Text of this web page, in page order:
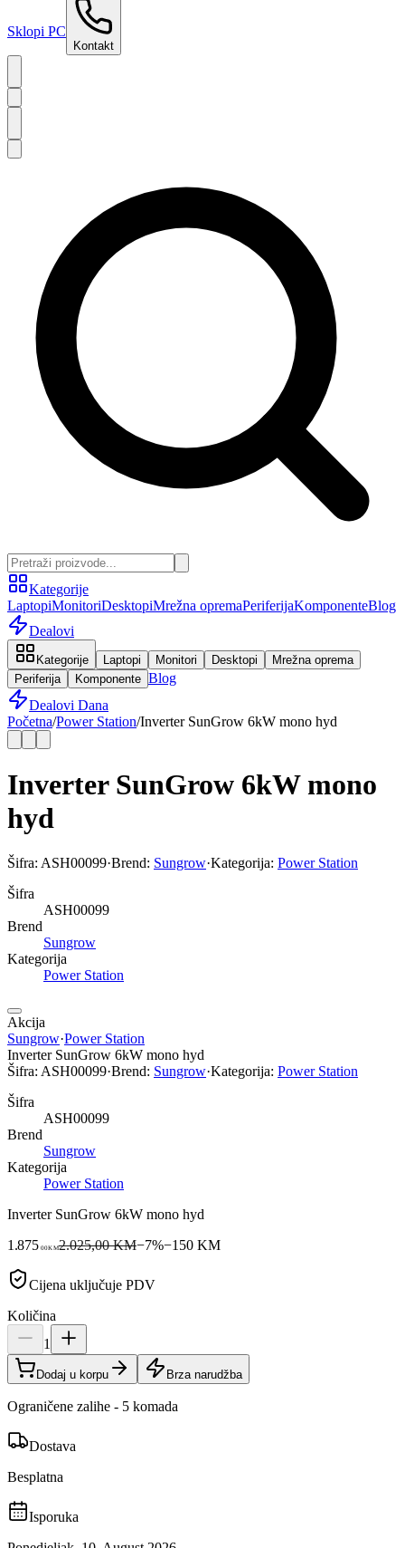
Sklopi PC
Kontakt
Kategorije
LaptopiMonitoriDesktopiMrežna opremaPeriferijaKomponenteBlog
Dealovi
Kategorije Laptopi Monitori Desktopi
Mrežna oprema
Periferija
Komponente Blog
Dealovi Dana
Početna/Power Station/Inverter SunGrow 6kW mono hyd
Inverter SunGrow 6kW mono
hyd
Šifra: ASH00099·Brend: Sungrow·Kategorija: Power Station
Šifra
ASH00099
Brend
Sungrow
Kategorija
Power Station
Akcija
Sungrow·Power Station
Inverter SunGrow 6kW mono hyd
Šifra: ASH00099·Brend: Sungrow·Kategorija: Power Station
Šifra
ASH00099
Brend
Sungrow
Kategorija
Power Station
Inverter SunGrow 6kW mono hyd
1.875 00KM2.025,00 KM−7%−150KM
Cijena uključuje PDV
Količina
1
Dodaj u korpu Brza narudžba
Ograničene zalihe - 5 komada
Dostava
Besplatna
Isporuka